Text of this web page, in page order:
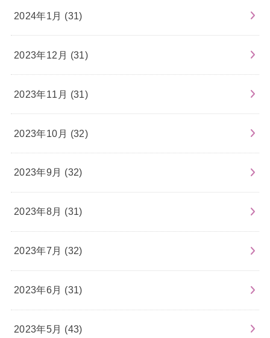
2024年1月 (31)
2023年12月 (31)
2023年11月 (31)
2023年10月 (32)
2023年9月 (32)
2023年8月 (31)
2023年7月 (32)
2023年6月 (31)
2023年5月 (43)